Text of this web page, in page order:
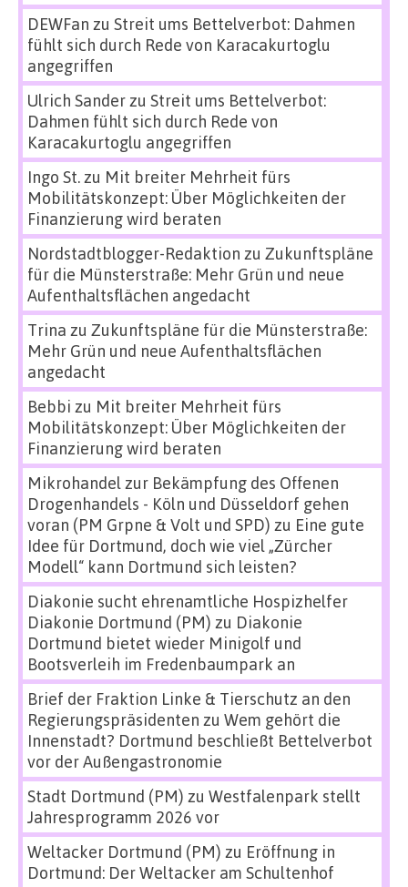
DEWFan zu Streit ums Bettelverbot: Dahmen
fühlt sich durch Rede von Karacakurtoglu
angegriffen
Ulrich Sanderzu Streit ums Bettelverbot:
Dahmen fühlt sich durch Rede von
Karacakurtoglu angegriffen
Ingo St.zu Mit breiter Mehrheit fürs
Mobilitätskonzept: Über Möglichkeiten der
Finanzierung wird beraten
Nordstadtblogger-Redaktion zu Zukunftspläne
für die Münsterstraße: Mehr Grün und neue
Aufenthaltsflächen angedacht
Trina zu Zukunftspläne für die Münsterstraße:
Mehr Grün und neue Aufenthaltsflächen
angedacht
Bebbi zu Mit breiter Mehrheit fürs
Mobilitätskonzept: Über Möglichkeiten der
Finanzierung wird beraten
Mikrohandel zur Bekämpfung des Offenen
Drogenhandels - Köln und Düsseldorf gehen
voran (PM Grpne & Volt und SPD) zu Eine gute
Idee für Dortmund, doch wie viel „Zürcher
Modell“ kann Dortmund sich leisten?
Diakonie sucht ehrenamtliche Hospizhelfer
Diakonie Dortmund (PM) zu Diakonie
Dortmund bietet wieder Minigolf und
Bootsverleih im Fredenbaumpark an
Brief der Fraktion Linke & Tierschutz an den
Regierungspräsidenten zu Wem gehört die
Innenstadt? Dortmund beschließt Bettelverbot
vor der Außengastronomie
Stadt Dortmund (PM) zu Westfalenpark stellt
Jahresprogramm 2026 vor
Weltacker Dortmund (PM) zu Eröffnung in
Dortmund: Der Weltacker am Schultenhof